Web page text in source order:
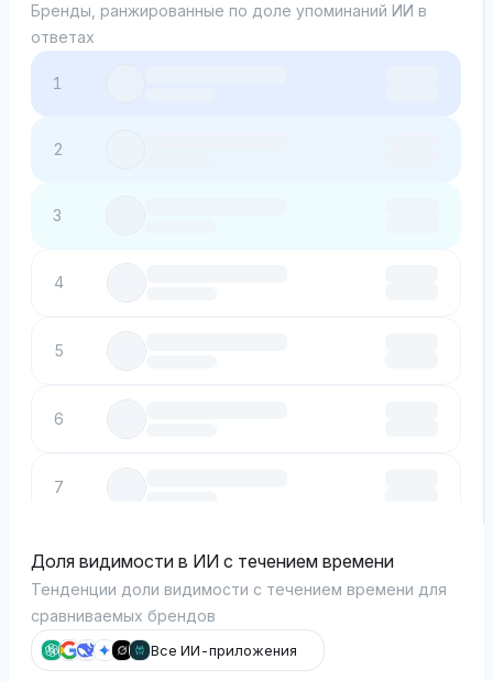
Бренды, ранжированные по доле упоминаний ИИ в
ответах
1
2
3
4
5
6
7
8
9
Доля видимости в ИИ с течением времени
Тенденции доли видимости с течением времени для
сравниваемых брендов
Все ИИ-приложения